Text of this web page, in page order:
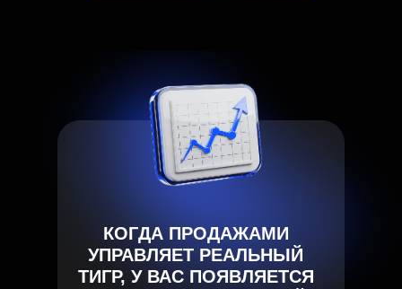
КОГДА ПРОДАЖАМИ
УПРАВЛЯЕТ РЕАЛЬНЫЙ
ТИГР, У ВАС ПОЯВЛЯЕТСЯ
мастермайнда Александра
Бабруева